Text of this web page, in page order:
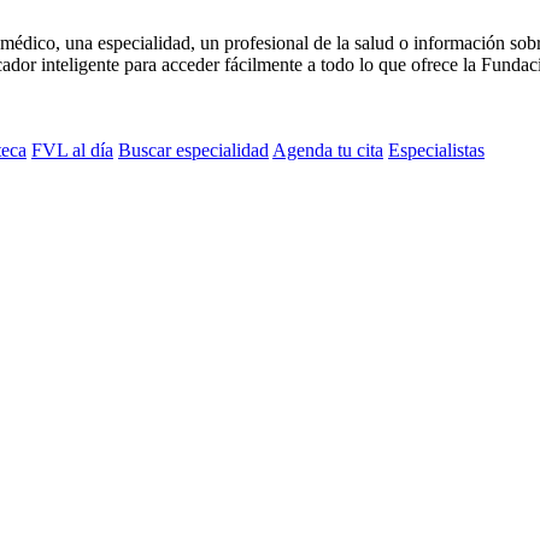
una especialidad, un profesional de la salud o información
inteligente para acceder fácilmente a todo lo que ofrece la
FVL al día Buscar especialidad Agenda tu cita Especialistas